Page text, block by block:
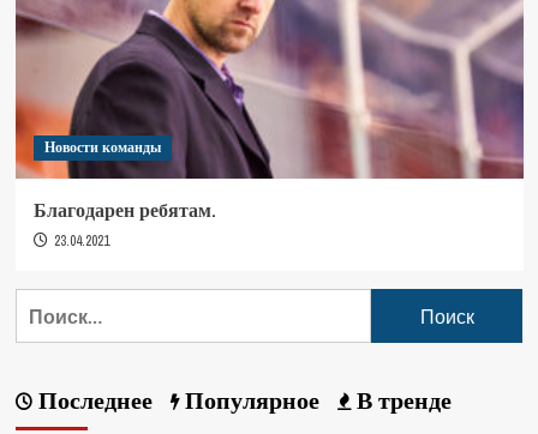
Новости команды
Благодарен ребятам.
23.04.2021
Последнее Популярное В тренде